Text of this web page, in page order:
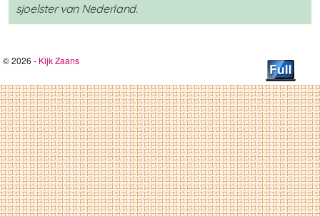
sjoelster van Nederland.
© 2026 - Kijk Zaans